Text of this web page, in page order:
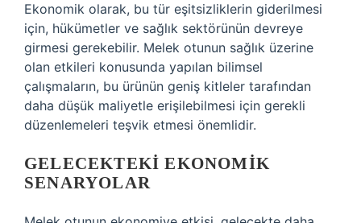
Ekonomik olarak, bu tür eşitsizliklerin giderilmesi
için, hükümetler ve sağlık sektörünün devreye
girmesi gerekebilir. Melek otunun sağlık üzerine
olan etkileri konusunda yapılan bilimsel
çalışmaların, bu ürünün geniş kitleler tarafından
daha düşük maliyetle erişilebilmesi için gerekli
düzenlemeleri teşvik etmesi önemlidir.
GELECEKTEKI EKONOMIK
SENARYOLAR